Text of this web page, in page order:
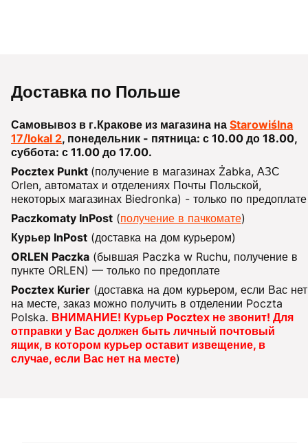
Доставка по Польше
Самовывоз в г.Кракове из магазина на Starowiślna
17/lokal 2, понедельник - пятница: с 10.00 до 18.00,
суббота: с 11.00 до 17.00.
Pocztex Punkt (получение в магазинах Żabka, АЗС
Orlen, автоматах и отделениях Почты Польской,
некоторых магазинах Biedronka) - только по предоплате
Paczkomaty InPost (получение в пачкомате)
Курьер InPost (доставка на дом курьером)
ORLEN Paczka (бывшая Paczka w Ruchu, получение в
пункте ORLEN) — только по предоплате
Pocztex Kurier (доставка на дом курьером, если Вас нет
на месте, заказ можно получить в отделении Poczta
Polska. ВНИМАНИЕ! Курьер Pocztex не звонит! Для
отправки у Вас должен быть личный почтовый
ящик, в котором курьер оставит извещение, в
случае, если Вас нет на месте)